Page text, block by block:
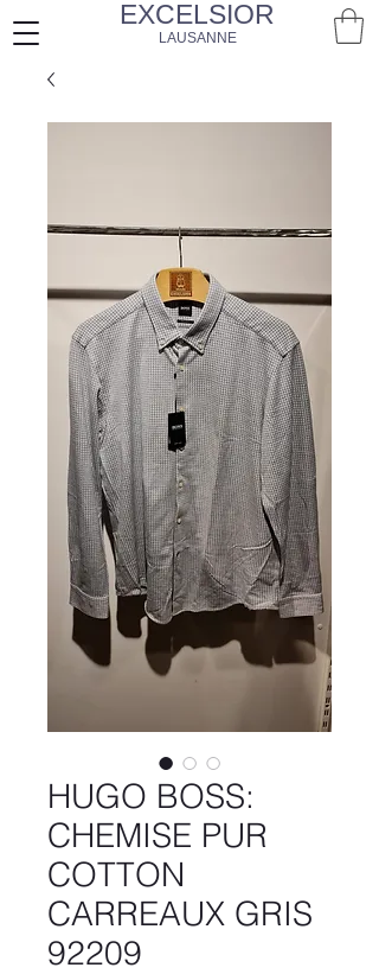
EXCELSIOR
LAUSANNE
HUGO BOSS:
CHEMISE PUR
COTTON
CARREAUX GRIS
92209